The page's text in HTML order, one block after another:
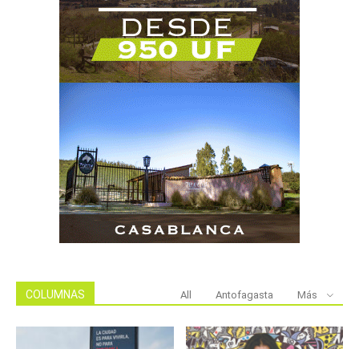
COLUMNAS All Antofagasta Más